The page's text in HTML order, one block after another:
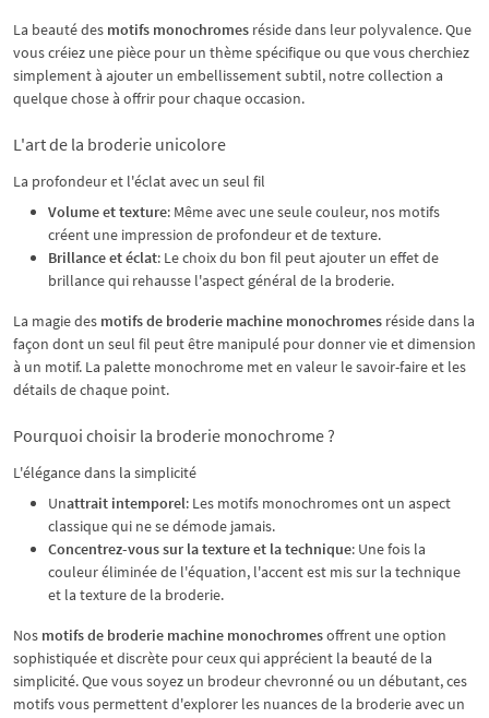
La beauté des motifs monochromes réside dans leur polyvalence. Que
vous créiez une pièce pour un thème spécifique ou que vous cherchiez
simplement à ajouter un embellissement subtil, notre collection a
quelque chose à offrir pour chaque occasion.
L'art de la broderie unicolore
La profondeur et l'éclat avec un seul fil
Volume et texture: Même avec une seule couleur, nos motifs
créent une impression de profondeur et de texture.
Brillance et éclat: Le choix du bon fil peut ajouter un effet de
brillance qui rehausse l'aspect général de la broderie.
La magie des motifs de broderie machine monochromes réside dans la
façon dont un seul fil peut être manipulé pour donner vie et dimension
à un motif. La palette monochrome met en valeur le savoir-faire et les
détails de chaque point.
Pourquoi choisir la broderie monochrome ?
L'élégance dans la simplicité
Unattrait intemporel: Les motifs monochromes ont un aspect
classique qui ne se démode jamais.
Concentrez-vous sur la texture et la technique: Une fois la
couleur éliminée de l'équation, l'accent est mis sur la technique
et la texture de la broderie.
Nos motifs de broderie machine monochromesoffrent une option
sophistiquée et discrète pour ceux qui apprécient la beauté de la
simplicité. Que vous soyez un brodeur chevronné ou un débutant, ces
motifs vous permettent d'explorer les nuances de la broderie avec un